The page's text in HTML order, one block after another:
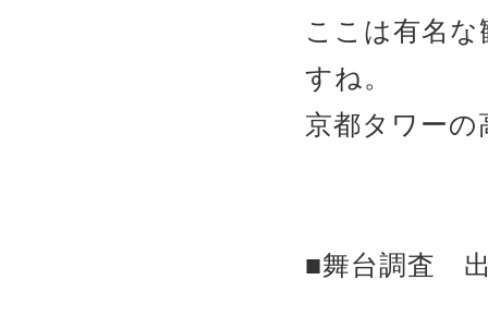
ここは有名
すね。
京都タワー
■舞台調査